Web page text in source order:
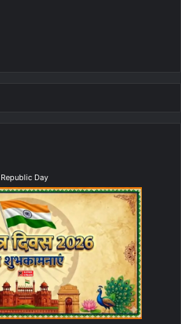
और कुछ महत्वपूर्ण विषयों को लेकर आप
में मेलजोल बढ़ाने में कामयाब रहेंगे और
मिलेगा. आप अपने किसी आवश्यक कार्य पर
पाएंगे और आप अपनी कुछ निजी योजनाओं के
करें, नहीं तो कोई आपकी आवश्यक जानकारी
व विवेक मिलता दिख रहा है।
Republic Day